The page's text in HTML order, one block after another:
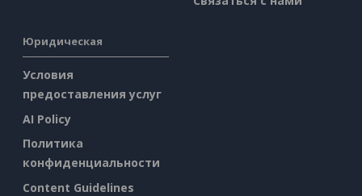
Юридическая
Условия
предоставления услуг
AI Policy
Политика
конфиденциальности
Content Guidelines